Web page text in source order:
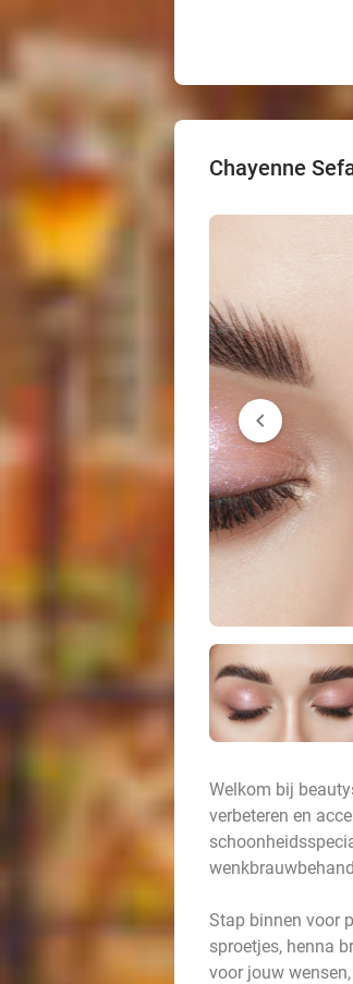
Chayenne
chevron_left
Welkom bij
verbeteren en
Stap binnen voor
sproetjes, henna
voor jouw